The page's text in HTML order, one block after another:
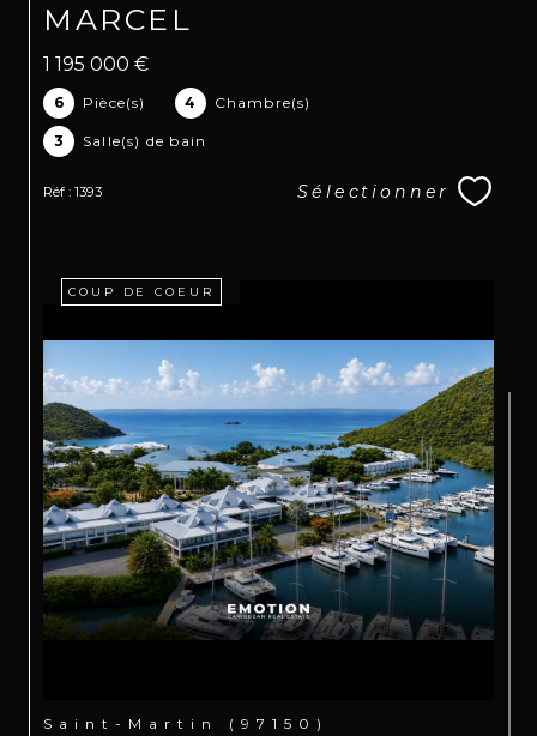
MARCEL
1 195 000 €
6 Pièce(s) 4 Chambre(s)
3 Salle(s) de bain
Réf : 1393 Sélectionner
COUP DE COEUR
Saint-Martin (97150)